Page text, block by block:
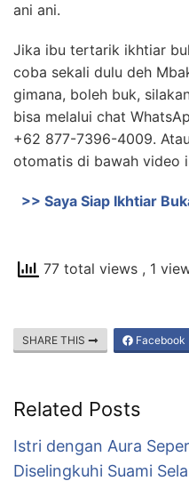
ani ani.
Jika ibu tertarik ikhtiar
coba sekali dulu deh
gimana, boleh buk,
bisa melalui chat
+62 877-7396-4009.
otomatis di bawah video
>> Saya Siap Ikhtiar
77 total views , 1
SHARE THIS Facebook
Related Posts
Istri dengan Aura
Diselingkuhi Suami